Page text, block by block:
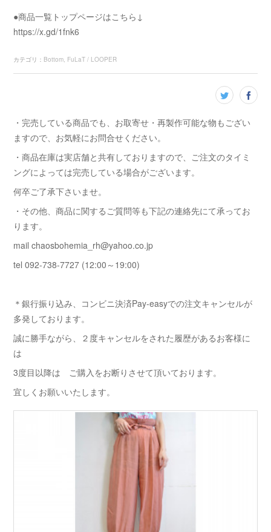
●商品一覧トップページはこちら↓
https://x.gd/1fnk6
カテゴリ ： Bottom FuLaT / LOOPER
・完売している商品でも、お取寄せ・再製作可能な物もござい
ますので、お気軽にお問合せください。
・商品在庫は実店舗と共有しておりますので、ご注文のタイミ
ングによっては完売している場合がございます。
何卒ご了承下さいませ。
・その他、商品に関するご質問等も下記の連絡先にて承ってお
ります。
mail chaosbohemia_rh@yahoo.co.jp
tel 092-738-7727 (12:00～19:00)
＊銀行振り込み、コンビニ決済Pay-easyでの注文キャンセルが
多発しております。
誠に勝手ながら、２度キャンセルをされた履歴があるお客様に
は
3度目以降は ご購入をお断りさせて頂いております。
宜しくお願いいたします。